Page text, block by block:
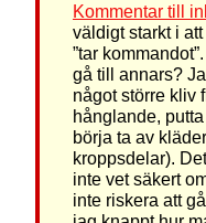
Kommentar till
väldigt starkt i
”tar
gå till annars?
något större kliv
hånglande,
börja ta av
kroppsdelar).
inte vet säkert
inte riskera att